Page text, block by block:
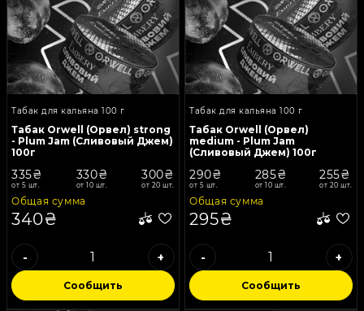
Табак для кальяна 100 г
Табак Orwell (Орвел) strong
- Plum Jam (Сливовый Джем)
100г
335₴
от 5 шт.
330₴
от 10 шт.
300₴
от 20 шт.
Общая сумма
340₴
- +
Сообщить
Табак для кальяна 100 г
Табак Orwell (Орвел)
medium - Plum Jam
(Сливовый Джем) 100г
290₴
от 5 шт.
285₴
от 10 шт.
255₴
от 20 шт.
Общая сумма
295₴
- +
Сообщить